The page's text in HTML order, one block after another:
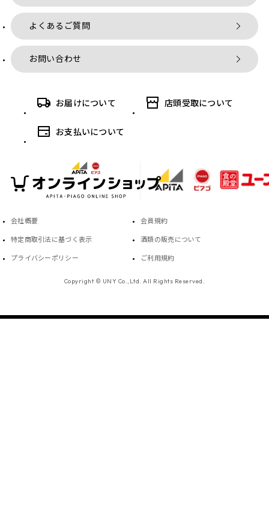
よくあるご質問
お問い合わせ
お届けについて 店頭受取について
お支払いについて
会社概要 会員規約
特定商取引法に基づく表示 酒類の販売について
プライバシーポリシー ご利用規約
Copyright © UNY Co.,Ltd. All Rights Reserved.